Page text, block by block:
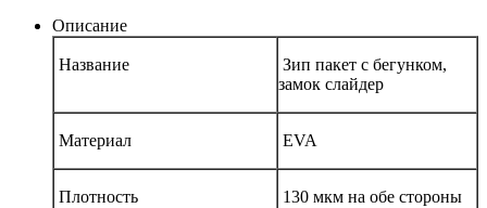
Описание
Название
Зип пакет с бегунком,
замок слайдер
Материал EVA
Плотность 130 мкм на обе стороны